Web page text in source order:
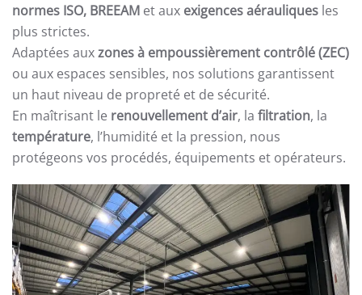
normes ISO, BREEAM et aux exigences aérauliques les
plus strictes.
Adaptées auxzones à empoussièrement contrôlé (ZEC)
ou aux espaces sensibles, nos solutions garantissent
un haut niveau de propreté et de sécurité.
En maîtrisant le renouvellement d’air, la filtration, la
température, l’humidité et la pression, nous
protégeons vos procédés, équipements et opérateurs.